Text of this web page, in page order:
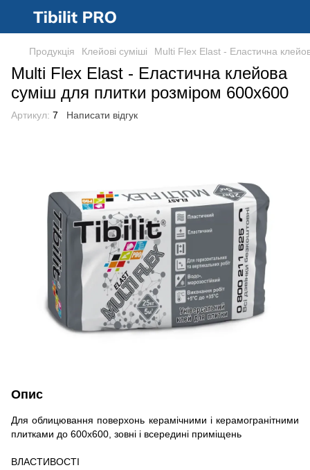
Продукція Клейові суміші Multi Flex Elast - Еластична
Multi Flex Elast - Еластична клейова
суміш для плитки розміром 600х600
Артикул: 7 Написати відгук
Опис
Для облицювання поверхонь керамічними і керамогранітними
плитками до 600х600, зовні і всередині приміщень
ВЛАСТИВОСТІ